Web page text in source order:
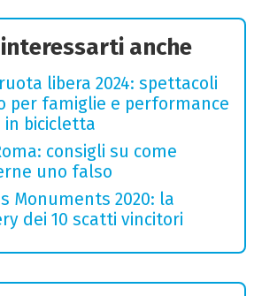
anche
libera 2024: spettacoli
per famiglie e performance
bicicletta
consigli su come
uno falso
Monuments 2020: la
dei 10 scatti vincitori